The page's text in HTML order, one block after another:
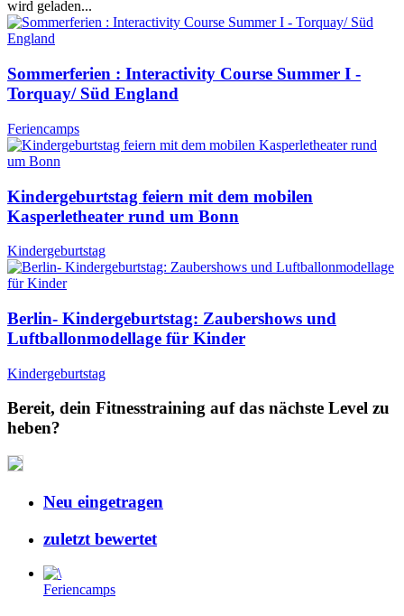
wird geladen...
Sommerferien : Interactivity Course Summer I -
Torquay/ Süd England
Feriencamps
Kindergeburtstag feiern mit dem mobilen
Kasperletheater rund um Bonn
Kindergeburtstag
Berlin- Kindergeburtstag: Zaubershows und
Luftballonmodellage für Kinder
Kindergeburtstag
Bereit, dein Fitnesstraining auf das nächste Level zu
heben?
Neu eingetragen
zuletzt bewertet
Feriencamps